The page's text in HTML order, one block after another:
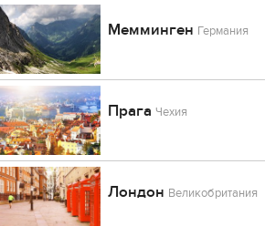
Мемминген Германия
ПрагаЧехия
Лондон Великобритания